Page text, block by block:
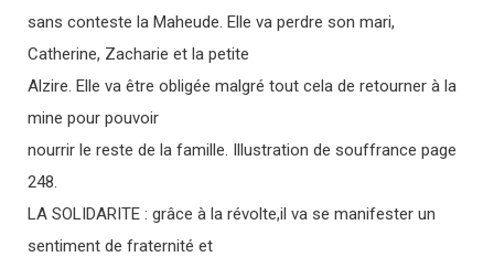
sans conteste la Maheude. Elle va perdre son mari,
Catherine, Zacharie et la petite
Alzire. Elle va être obligée malgré tout cela de retourner à la
mine pour pouvoir
nourrir le reste de la famille. Illustration de souffrance page
248.
LA SOLIDARITE : grâce à la révolte,il va se manifester un
sentiment de fraternité et